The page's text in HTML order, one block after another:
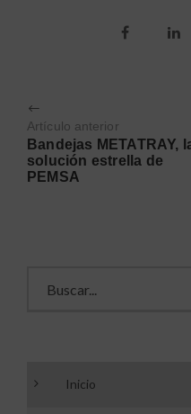
Artículo anterior
Bandejas METATRAY,
solución estrella de
PEMSA
Inicio